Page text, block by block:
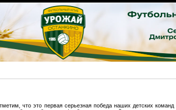
что это первая серьезная победа наших детских